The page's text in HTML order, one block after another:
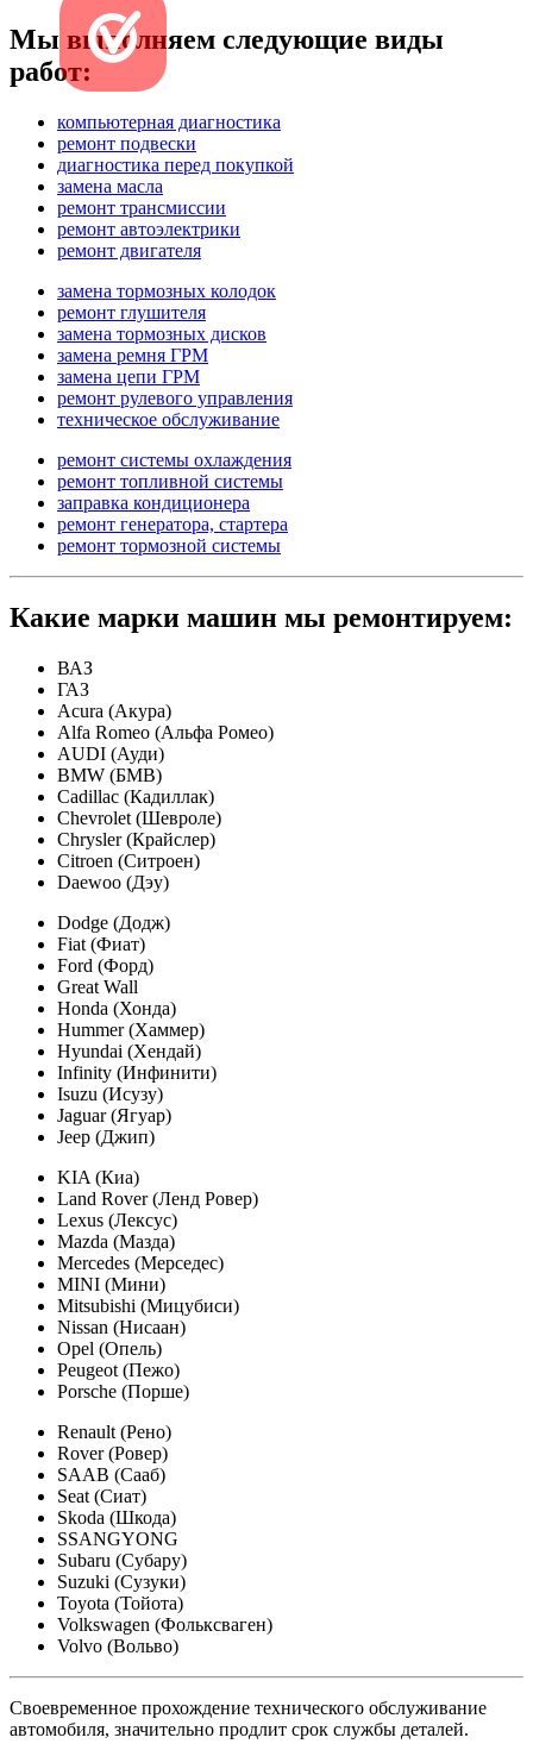
Мы выполняем следующие виды
работ:
компьютерная диагностика
ремонт подвески
диагностика перед покупкой
замена масла
ремонт трансмиссии
ремонт автоэлектрики
ремонт двигателя
замена тормозных колодок
ремонт глушителя
замена тормозных дисков
замена ремня ГРМ
замена цепи ГРМ
ремонт рулевого управления
техническое обслуживание
ремонт системы охлаждения
ремонт топливной системы
заправка кондиционера
ремонт генератора, стартера
ремонт тормозной системы
Какие марки машин мы ремонтируем:
ВАЗ
ГАЗ
Acura (Акура)
Alfa Romeo (Альфа Ромео)
AUDI (Ауди)
BMW (БМВ)
Cadillac (Кадиллак)
Chevrolet (Шевроле)
Chrysler (Крайслер)
Citroen (Ситроен)
Daewoo (Дэу)
Dodge (Додж)
Fiat (Фиат)
Ford (Форд)
Great Wall
Honda (Хонда)
Hummer (Хаммер)
Hyundai (Хендай)
Infinity (Инфинити)
Isuzu (Исузу)
Jaguar (Ягуар)
Jeep (Джип)
KIA (Киа)
Land Rover (Ленд Ровер)
Lexus (Лексус)
Mazda (Мазда)
Mercedes (Мерседес)
MINI (Мини)
Mitsubishi (Мицубиси)
Nissan (Нисаан)
Opel (Опель)
Peugeot (Пежо)
Porsche (Порше)
Renault (Рено)
Rover (Ровер)
SAAB (Сааб)
Seat (Сиат)
Skoda (Шкода)
SSANGYONG
Subaru (Субару)
Suzuki (Сузуки)
Toyota (Тойота)
Volkswagen (Фольксваген)
Volvo (Вольво)
Своевременное прохождение технического обслуживание
автомобиля, значительно продлит срок службы деталей.